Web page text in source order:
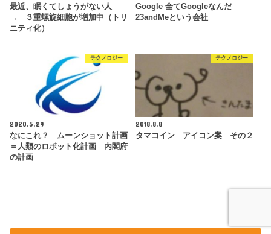
最近、眠くてしょうがない人
→ ３重螺旋細胞が増加中（トリ
ニティ化）
Google 全てGoogleなんだ
23andMeという会社
テクノロジー
2020.5.29
なにこれ？ ムーンショット計画
＝人類のロボット化計画 内閣府
の計画
テクノロジー
2018.8.8
タマコイン アイコン案 その２